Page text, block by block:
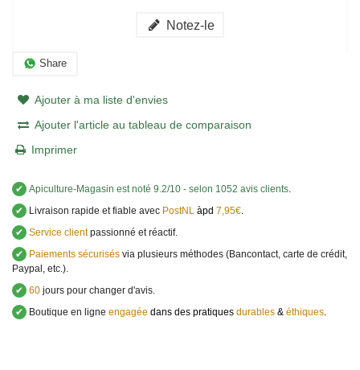
Notez-le
Share
Ajouter à ma liste d'envies
Ajouter l'article au tableau de comparaison
Imprimer
✔ Apiculture-Magasin est noté 9.2/10 - selon 1052 avis clients
✔
Livraison rapide et fiable avec PostNL àpd 7,95€
✔ Service clientpassionné et réactif.
✔
Paiements sécurisés via plusieurs méthodes (Bancontact, carte de crédit,
Paypal, etc.).
✔ 60 jours pour changer d'avis.
✔
Boutique en ligne engagée dans des pratiques durables & éthiques